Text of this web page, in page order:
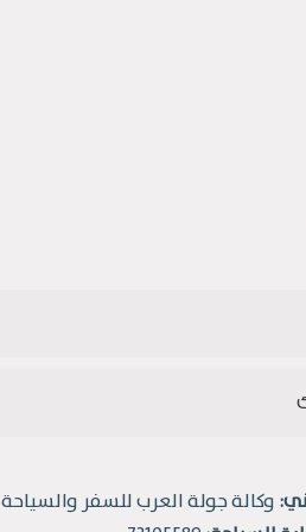
وكالة جولة العرب للسفر والسياحة